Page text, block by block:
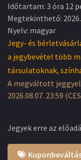
Időtartam: 3 óra 12
Megtekinthető:
Nyelv: magyar
Jegy- és
a jegybevétel több
társulatoknak,
A megváltott jeggyel
2026.08.07. 23:59
Jegyek erre az